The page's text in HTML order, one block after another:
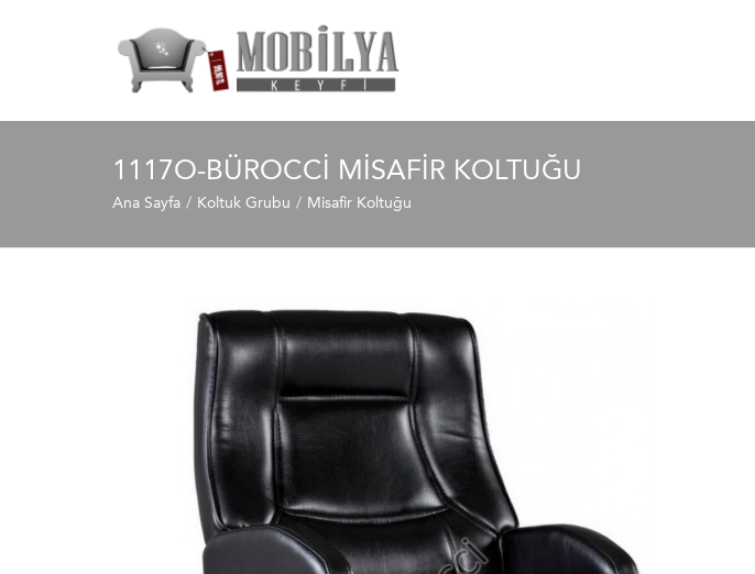
1117O-BÜROCCI MISAFIR KOLTUĞU
Ana Sayfa Koltuk Grubu Misafir Koltuğu